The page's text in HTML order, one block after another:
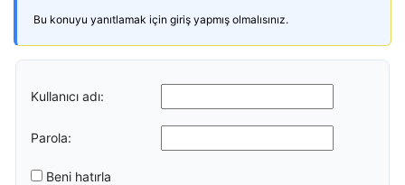
Bu konuyu yanıtlamak için giriş yapmış olmalısınız.
Kullanıcı adı:
Parola:
Beni hatırla